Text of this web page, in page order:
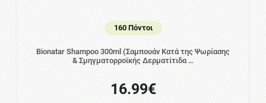
160 Πόντοι
Bionatar Shampoo 300ml (Σαμπουάν Κατά της Ψωρίασης
& Σμηγματορροϊκής Δερματίτιδα …
16.99€